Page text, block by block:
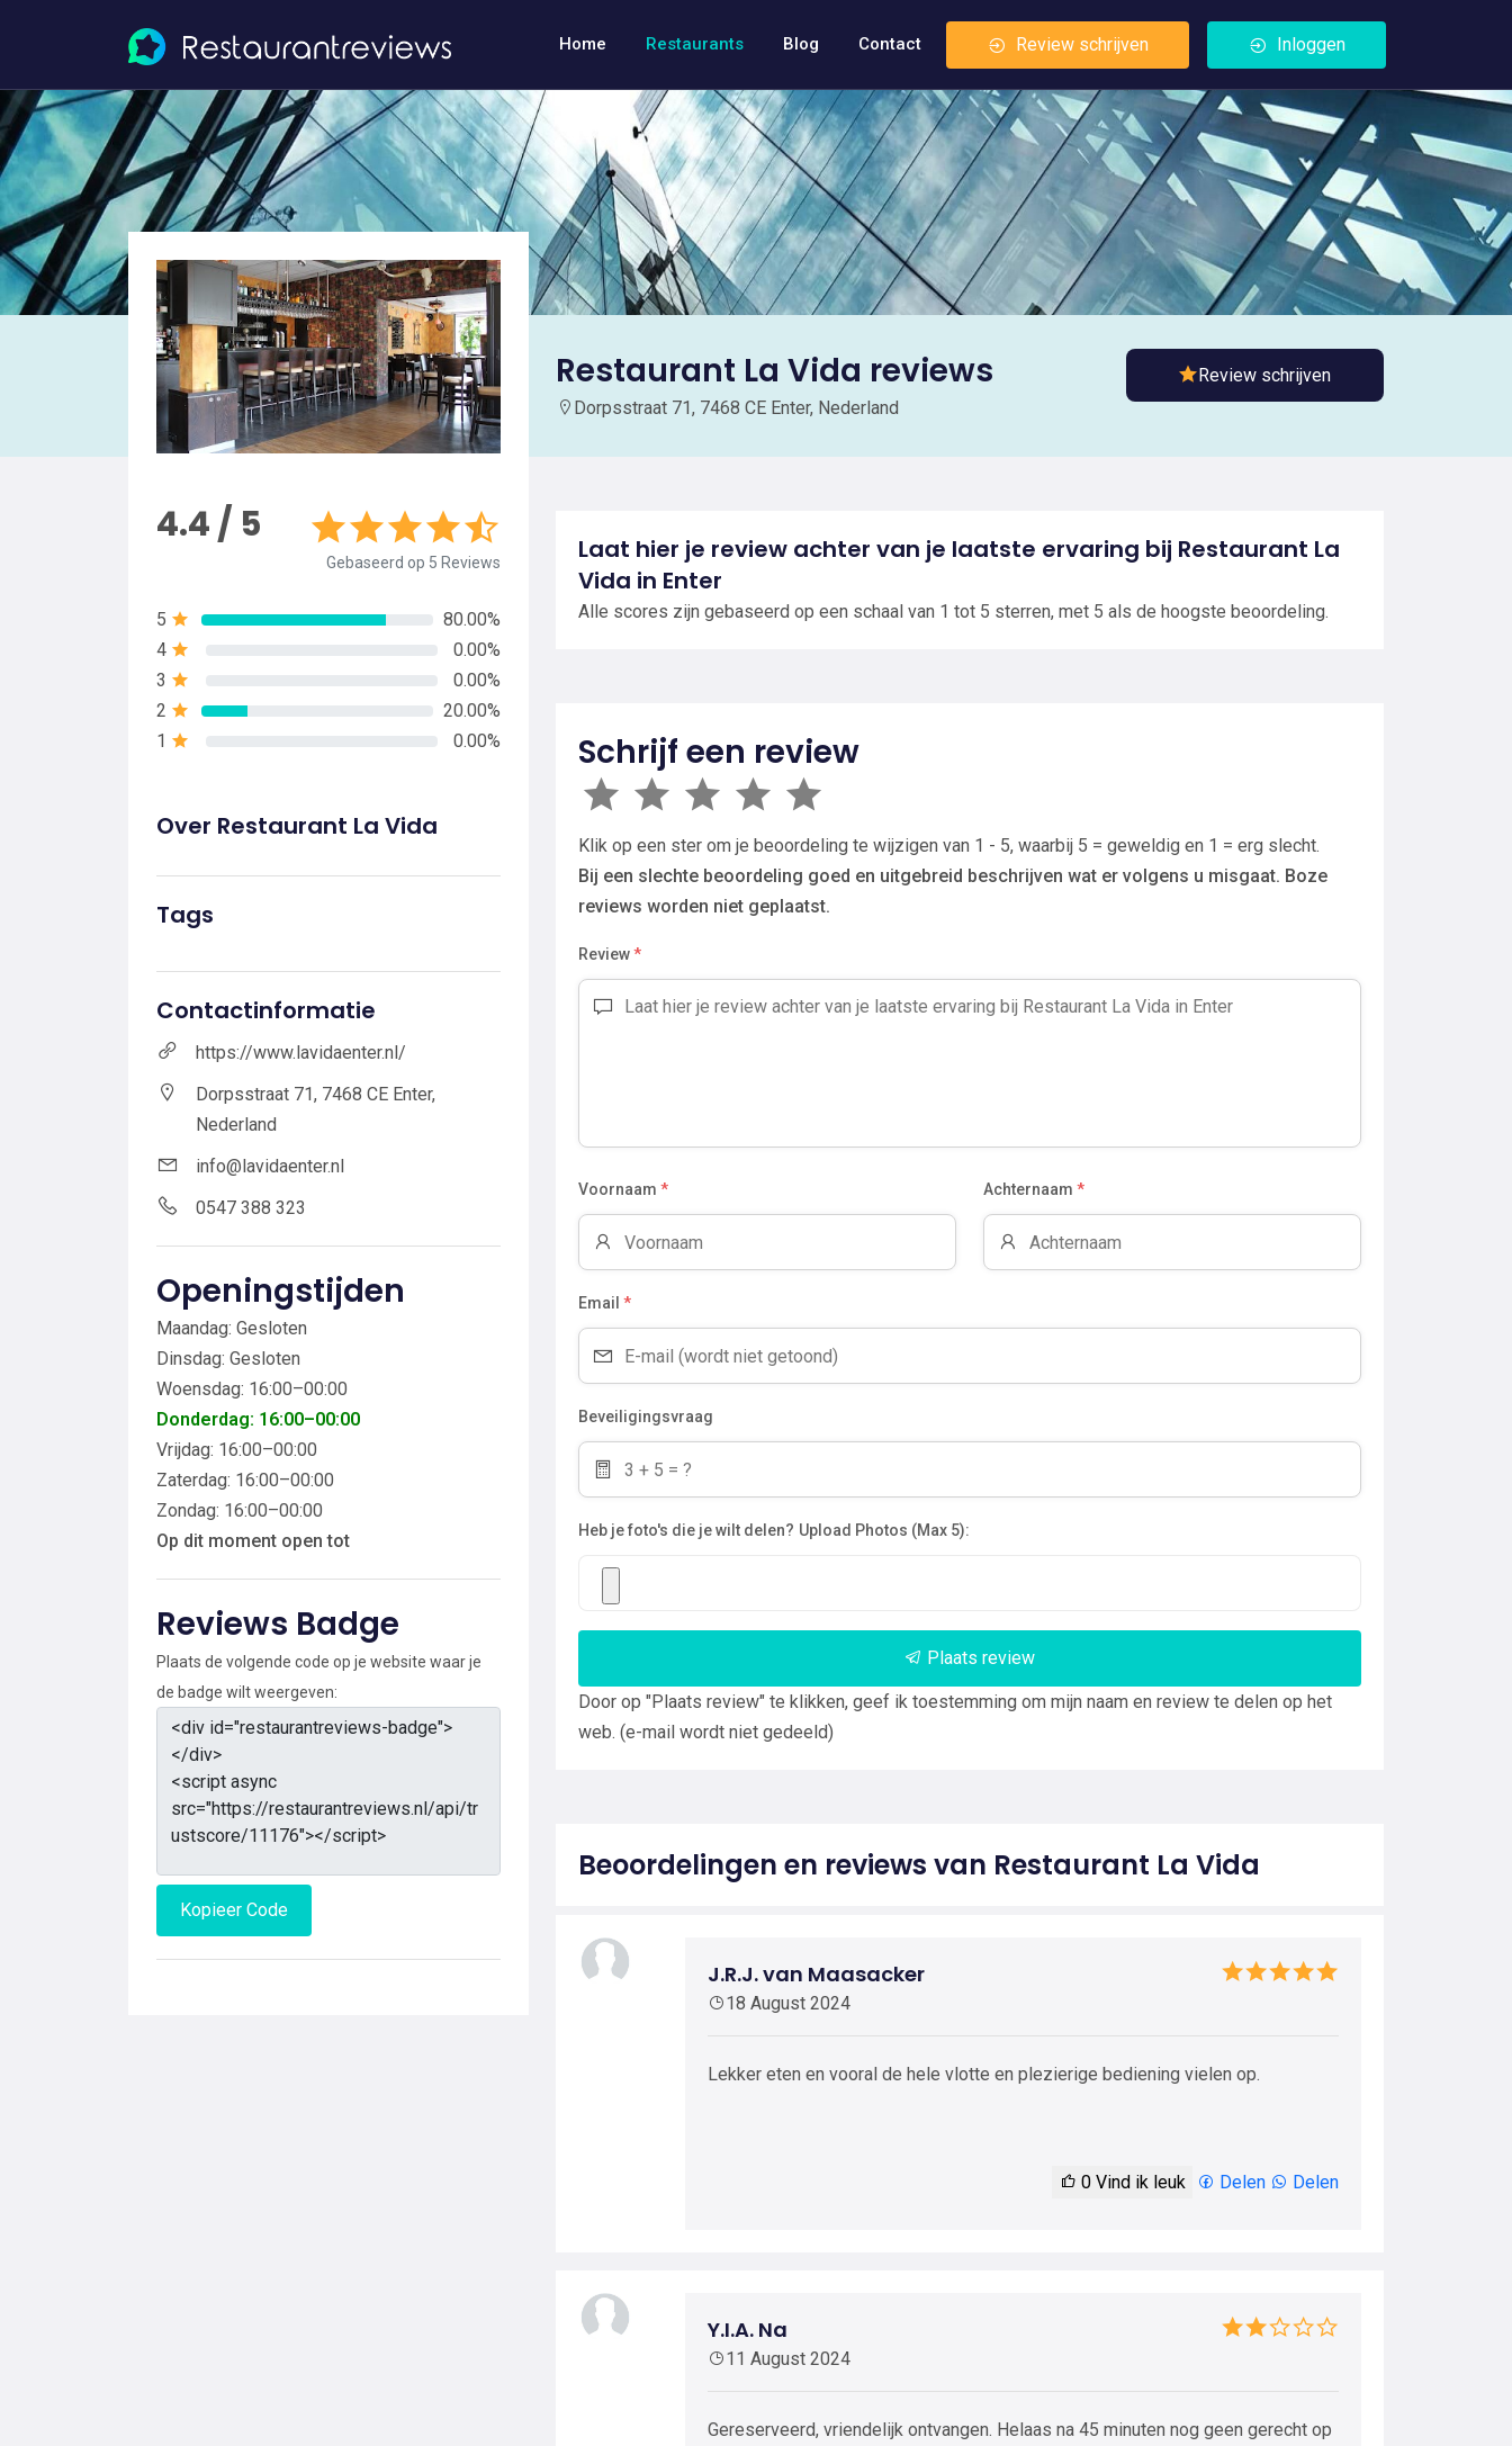
Home Restaurants Blog Contact Review schrijven Inloggen
Restaurant La Vida reviews
Dorpsstraat 71, 7468 CE Enter, Nederland
Review schrijven
4.4 / 5
Gebaseerd op 5 Reviews
5
80.00%
4
0.00%
3
0.00%
2
20.00%
1
0.00%
Over Restaurant La Vida
Tags
Contactinformatie
https://www.lavidaenter.nl/
Dorpsstraat 71, 7468 CE Enter,
Nederland
info@lavidaenter.nl
0547 388 323
Openingstijden
Maandag: Gesloten
Dinsdag: Gesloten
Woensdag: 16:00–00:00
Donderdag: 16:00–00:00
Vrijdag: 16:00–00:00
Zaterdag: 16:00–00:00
Zondag: 16:00–00:00
Op dit moment open tot
Reviews Badge
Plaats de volgende code op je website waar je
de badge wilt weergeven:
Kopieer Code
Laat hier je review achter van je laatste ervaring bij Restaurant La
Vida in Enter
Alle scores zijn gebaseerd op een schaal van 1 tot 5 sterren, met 5 als de hoogste beoordeling.
Schrijf een review
Klik op een ster om je beoordeling te wijzigen van 1 - 5, waarbij 5 = geweldig en 1 = erg slecht.
Bij een slechte beoordeling goed en uitgebreid beschrijven wat er volgens u misgaat. Boze
reviews worden niet geplaatst.
Review*
Voornaam * Achternaam *
Email *
Beveiligingsvraag
Heb je foto's die je wilt delen? Upload Photos (Max 5):
Plaats review
Door op "Plaats review" te klikken, geef ik toestemming om mijn naam en review te delen op het
web. (e-mail wordt niet gedeeld)
Beoordelingen en reviews van Restaurant La Vida
J.R.J. van Maasacker
18 August 2024
Lekker eten en vooral de hele vlotte en plezierige bediening vielen op.
0 Vind ik leuk Delen Delen
Y.I.A. Na
11 August 2024
Gereserveerd, vriendelijk ontvangen. Helaas na 45 minuten nog geen gerecht op